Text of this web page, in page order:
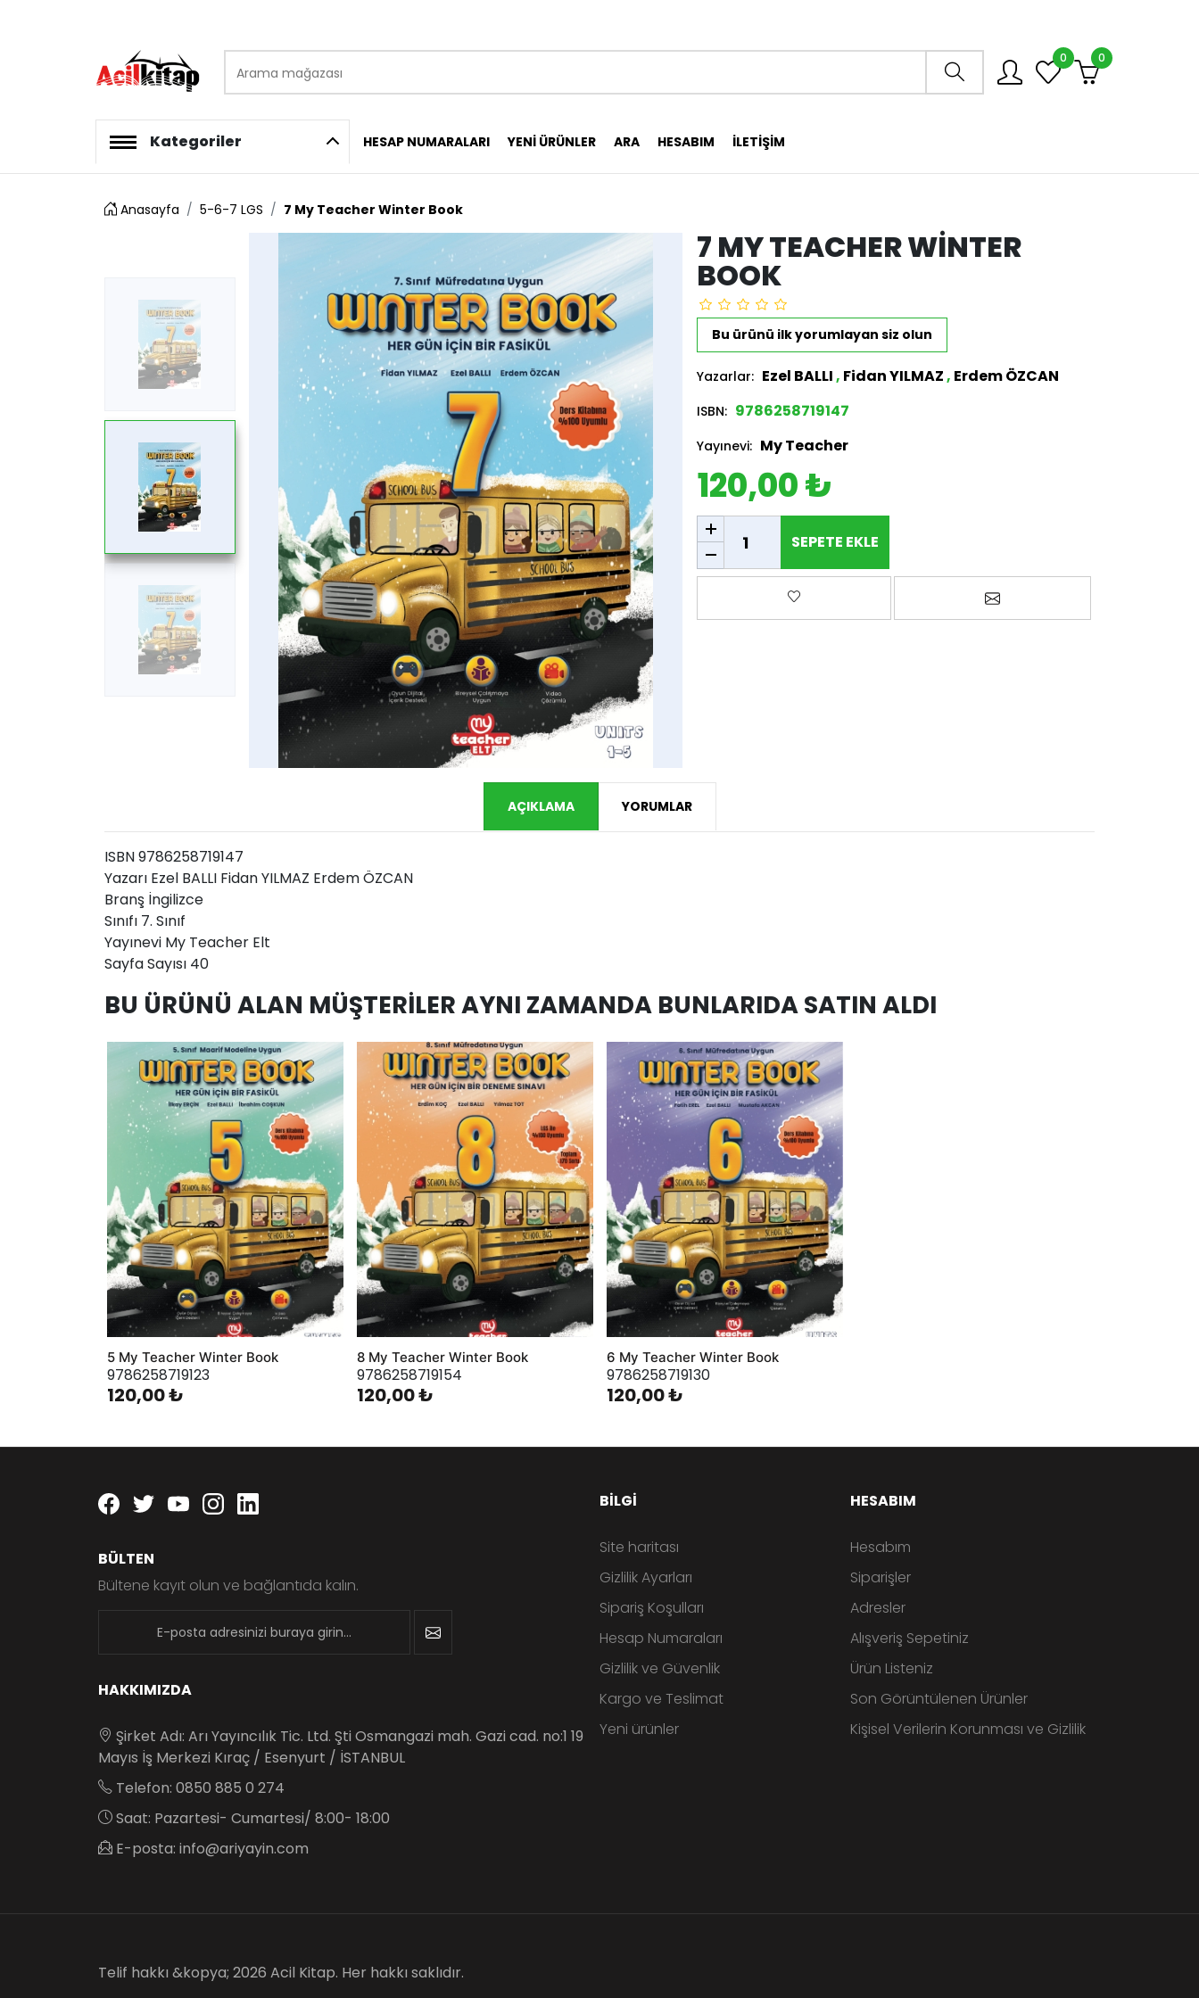
logo
Arama mağazası
0 0
Kategoriler HESAP NUMARALARI YENI ÜRÜNLER ARA HESABIM İLETIŞIM
Anasayfa 5-6-7 LGS 7 My Teacher Winter Book
7 MY TEACHER WINTER
BOOK
Bu ürünü ilk yorumlayan siz olun
Yazarlar: Ezel BALLI, Fidan YILMAZ, Erdem ÖZCAN
ISBN: 9786258719147
Yayınevi: My Teacher
120,00 ₺
SEPETE EKLE
SEPETE EKLE
Favorilere ekle Arkadaşına e-posta ile
AÇIKLAMA YORUMLAR
ISBN 9786258719147
Yazarı Ezel BALLI Fidan YILMAZ Erdem ÖZCAN
Branş İngilizce
Sınıfı 7. Sınıf
Yayınevi My Teacher Elt
Sayfa Sayısı 40
BU ÜRÜNÜ ALAN MÜŞTERILER AYNI ZAMANDA BUNLARIDA SATIN ALDI
AddToWishlist
5 My Teacher Winter Book
9786258719123
120,00 ₺
AddToCartAddToWishlist
8 My Teacher Winter Book
9786258719154
120,00 ₺
AddToCartAddToWishlist
6 My Teacher Winter Book
9786258719130
120,00 ₺
Facebook
twitteryoutubeinstagram
BÜLTEN
Bültene kayıt olun ve bağlantıda kalın.
HAKKIMIZDA
Şirket Adı: Arı Yayıncılık Tic. Ltd. Şti Osmangazi mah. Gazi cad. no:1 19
Mayıs İş Merkezi Kıraç / Esenyurt / İSTANBUL
Telefon: 0850 885 0 274
Saat: Pazartesi- Cumartesi/ 8:00- 18:00
E-posta: info@ariyayin.com
BILGI
Site haritası
Gizlilik Ayarları
Sipariş Koşulları
Hesap Numaraları
Gizlilik ve Güvenlik
Kargo ve Teslimat
Yeni ürünler
HESABIM
Hesabım
Siparişler
Adresler
Alışveriş Sepetiniz
Ürün Listeniz
Son Görüntülenen Ürünler
Kişisel Verilerin Korunması ve Gizlilik
Telif hakkı &kopya; 2026 Acil Kitap. Her hakkı saklıdır.